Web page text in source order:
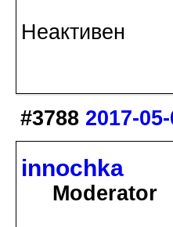
Неактивен
#3788 2017-
innochka
Moderator